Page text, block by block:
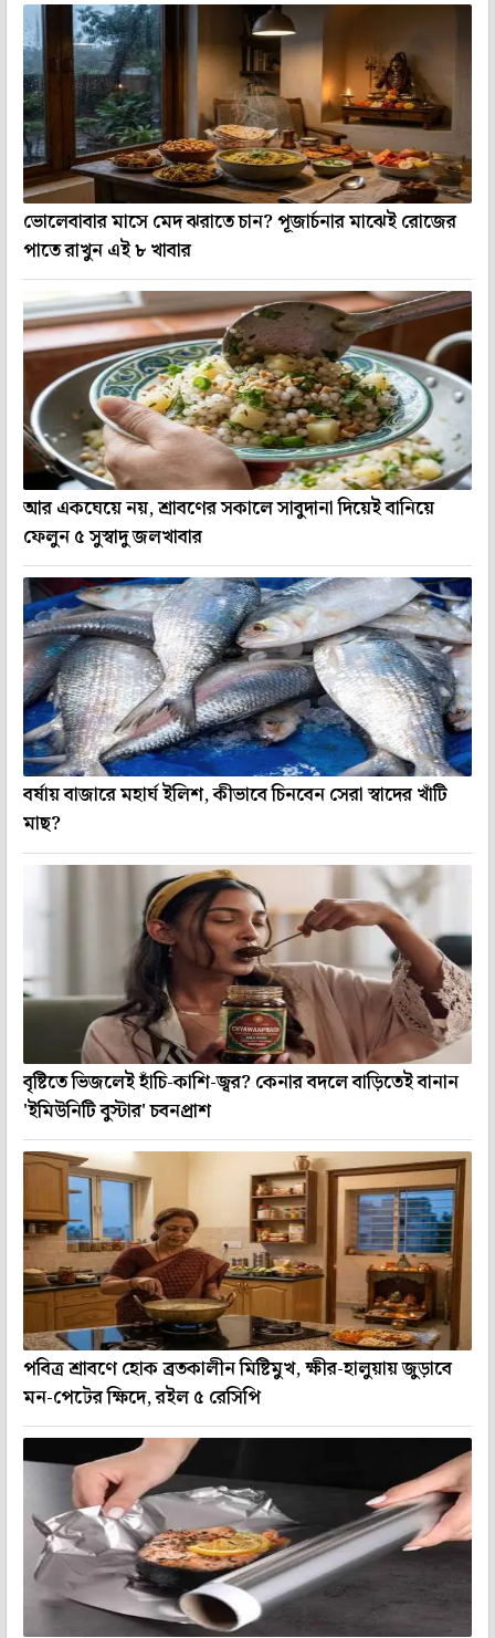
ভোলেবাবার মাসে মেদ ঝরাতে চান? পূজার্চনার মাঝেই রোজের
পাতে রাখুন এই ৮ খাবার
আর একঘেয়ে নয়, শ্রাবণের সকালে সাবুদানা দিয়েই বানিয়ে
ফেলুন ৫ সুস্বাদু জলখাবার
বর্ষায় বাজারে মহার্ঘ ইলিশ, কীভাবে চিনবেন সেরা স্বাদের খাঁটি
মাছ?
বৃষ্টিতে ভিজলেই হাঁচি-কাশি-জ্বর? কেনার বদলে বাড়িতেই বানান
'ইমিউনিটি বুস্টার' চবনপ্রাশ
পবিত্র শ্রাবণে হোক ব্রতকালীন মিষ্টিমুখ, ক্ষীর-হালুয়ায় জুড়াবে
মন-পেটের ক্ষিদে, রইল ৫ রেসিপি